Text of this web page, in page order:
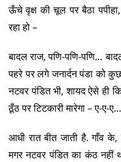
ऊँचे वृक्ष की चूल पर बैठा
रहा हो –
बादल राज, पणि-पणि-पणि…
पहरे पर लगे जनार्दन पंडा को
नटवर पंडित भी, शायद ऐसे ही
ठूँठ पर टिटकारी मारेगा – ए-ए-ए…
आधी रात बीत जाती है. गाँव
मगर नटवर पंडित का कंठ